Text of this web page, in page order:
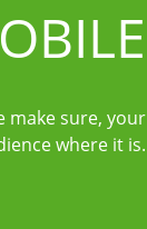
make sure, your
where it is.